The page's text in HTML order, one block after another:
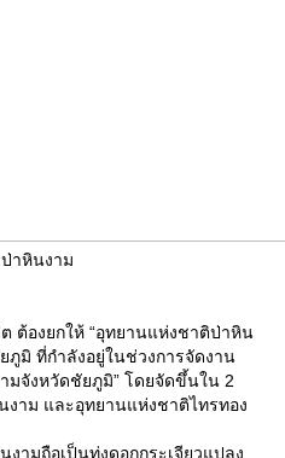
าหินงาม
องยกให้ “อุทยานแห่งชาติป่าหิน
ภูมิ ที่กำลังอยู่ในช่วงการจัดงาน
ามจังหวัดชัยภูมิ” โดยจัดขึ้นใน 2
าม และอุทยานแห่งชาติไทรทอง
มถือเป็นทุ่งดอกกระเจียวแปลง